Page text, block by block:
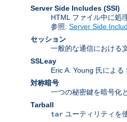
Server Side Includes (SSI)
HTML ファイル中に処
参照: Server Side
セッション
一般的な通信における
SSLeay
Eric A. Young 氏による
対称暗号
一つの秘密鍵を暗号化
Tarball
tar ユーティリティを